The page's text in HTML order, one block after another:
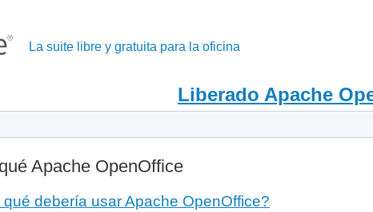
La suite libre y gratuita para la oficina
Liberado Apache
Apache OpenOffice
qué debería usar Apache OpenOffice?